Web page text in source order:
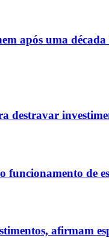
após uma década
destravar
de
afirmam